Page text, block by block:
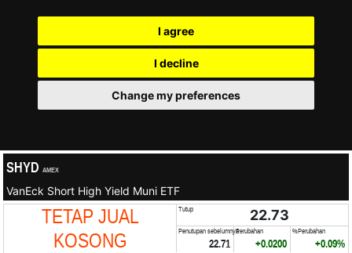
I agree
I decline
Change my preferences
SHYD AMEX
VanEck Short High Yield Muni ETF
TETAP JUAL
KOSONG
Tutup 22.73
Penutupan sebelumnya
22.71
Perubahan
+0.0200
%Perubahan
+0.09%